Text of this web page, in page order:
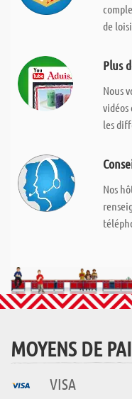
de
Plus
Nous
vidéos
les
Nos
MOYENS DE
VISA